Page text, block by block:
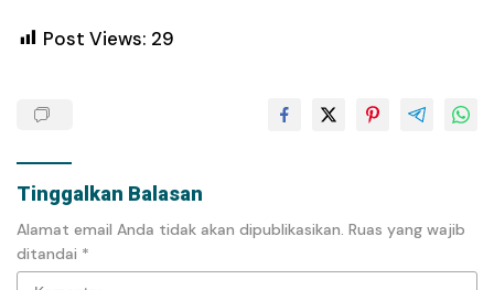
Post Views: 29
Tinggalkan Balasan
Alamat email Anda tidak akan dipublikasikan. Ruas yang wajib
ditandai *